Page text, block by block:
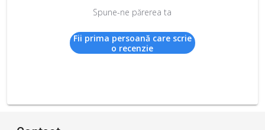
Spune-ne părerea ta
Fii prima persoană care scrie
o recenzie